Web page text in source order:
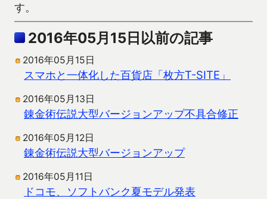
す。
2016年05月15日以前の記事
2016年05月15日
スマホと一体化した百貨店「枚方T-SITE」
2016年05月13日
錬金術伝説大型バージョンアップ不具合修正
2016年05月12日
錬金術伝説大型バージョンアップ
2016年05月11日
ドコモ、ソフトバンク夏モデル発表